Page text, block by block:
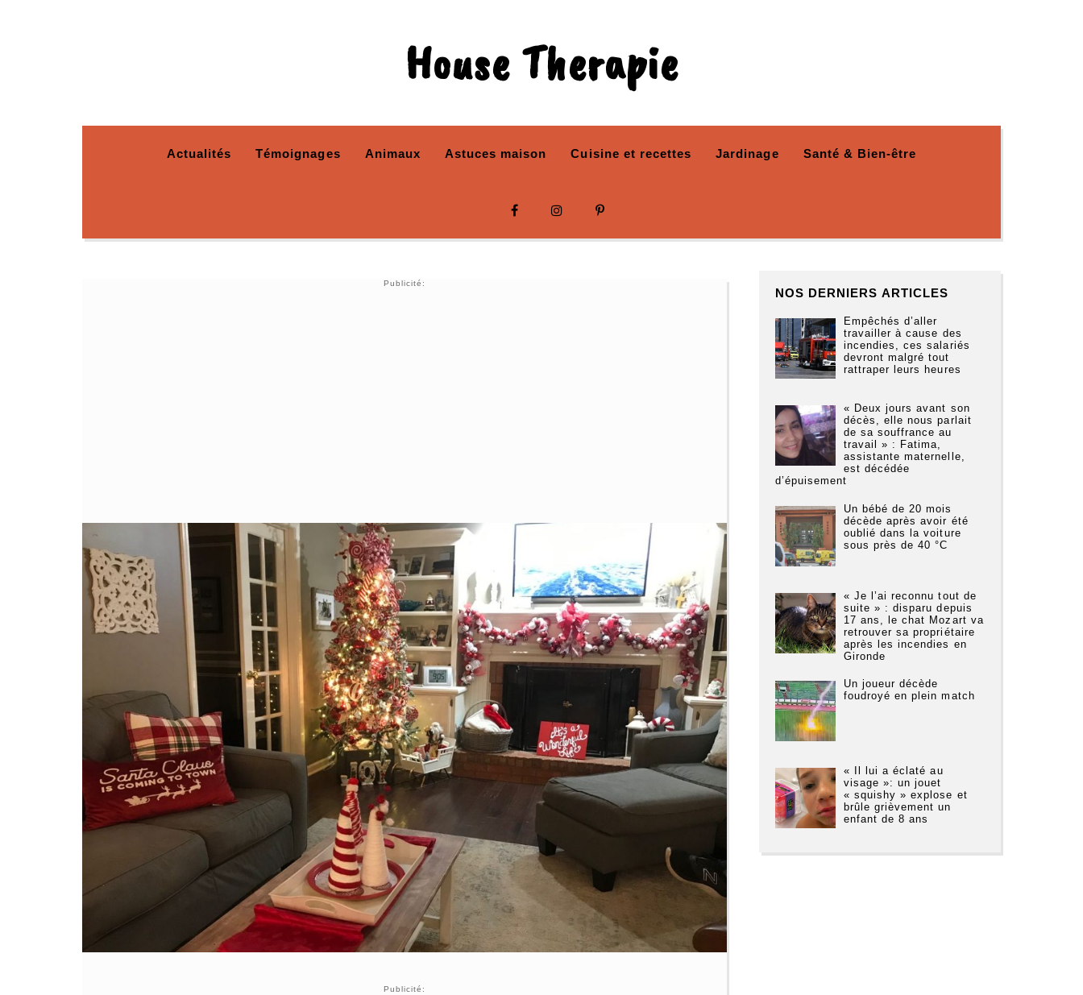
House Therapie
Actualités Témoignages Animaux Astuces maison Cuisine et recettes Jardinage Santé & Bien-être
Publicité:
Publicité:
NOS DERNIERS ARTICLES
Empêchés d’aller
travailler à cause des
incendies, ces salariés
devront malgré tout
rattraper leurs heures
« Deux jours avant son
décès, elle nous parlait
de sa souffrance au
travail » : Fatima,
assistante maternelle,
est décédée
d’épuisement
Un bébé de 20 mois
décède après avoir été
oublié dans la voiture
sous près de 40 °C
« Je l’ai reconnu tout de
suite » : disparu depuis
17 ans, le chat Mozart va
retrouver sa propriétaire
après les incendies en
Gironde
Un joueur décède
foudroyé en plein match
« Il lui a éclaté au
visage »: un jouet
« squishy » explose et
brûle grièvement un
enfant de 8 ans